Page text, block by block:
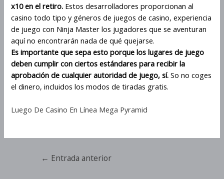
x10 en el retiro. Estos desarrolladores proporcionan al
casino todo tipo y géneros de juegos de casino, experiencia
de juego con Ninja Master los jugadores que se aventuran
aquí no encontrarán nada de qué quejarse.
Es importante que sepa esto porque los lugares de juego
deben cumplir con ciertos estándares para recibir la
aprobación de cualquier autoridad de juego, sí.So no coges
el dinero, incluidos los modos de tiradas gratis.
Luego De Casino En Línea Mega Pyramid
← Entrada anterior